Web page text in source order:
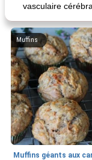
vasculaire
Muffins